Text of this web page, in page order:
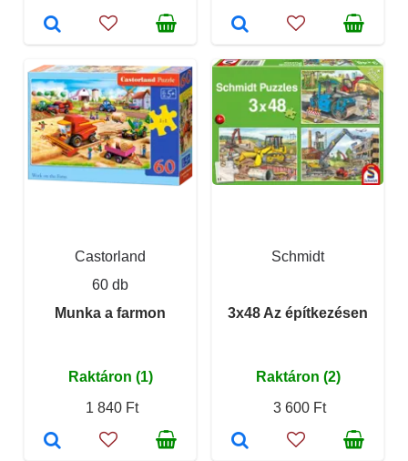
Castorland
60 db
Munka a farmon
Raktáron (1)
1 840 Ft
Schmidt
3x48 Az építkezésen
Raktáron (2)
3 600 Ft